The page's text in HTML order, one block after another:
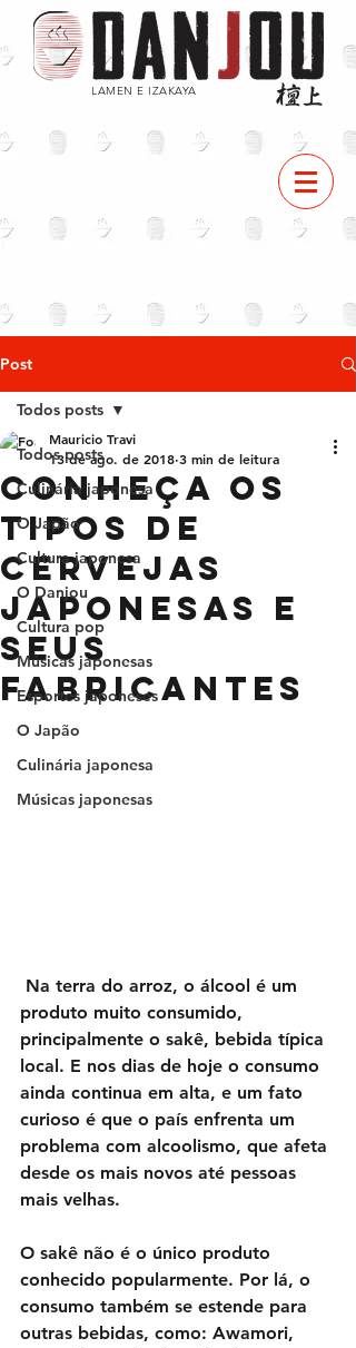
LAMEN E IZAKAYA
Post
Todos posts
Culinária japonesa
O Japão
Cultura japonesa
O Danjou
Cultura pop
Músicas japonesas
Esportes japoneses
O Japão
Culinária japonesa
Músicas japonesas
Todos posts
Conheça os
tipos de
cervejas
japonesas e
seus
fabricantes
Mauricio Travi
13 de ago. de 2018 3 min de leitura
produto muito consumido,
principalmente o sakê, bebida típica
local. E nos dias de hoje o consumo
ainda continua em alta, e um fato
curioso é que o país enfrenta um
problema com alcoolismo, que afeta
desde os mais novos até pessoas
mais velhas.
O sakê não é o único produto
conhecido popularmente. Por lá, o
consumo também se estende para
outras bebidas, como: Awamori,